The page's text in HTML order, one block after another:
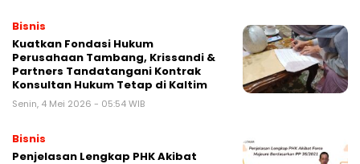
Bisnis
Kuatkan Fondasi Hukum
Perusahaan Tambang, Krissandi &
Partners Tandatangani Kontrak
Konsultan Hukum Tetap di Kaltim
Senin, 4 Mei 2026 - 05:54 WIB
Bisnis
Penjelasan Lengkap PHK Akibat